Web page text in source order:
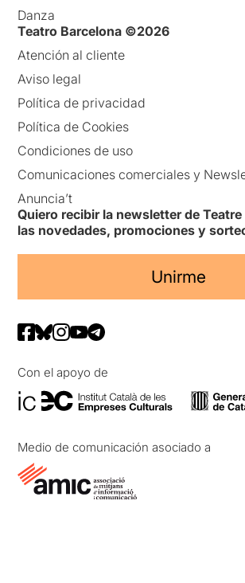
Danza
Teatro Barcelona ©2026
Atención al cliente
Aviso legal
Política de privacidad
Política de Cookies
Condiciones de uso
Comunicaciones comerciales y
Anuncia’t
Quiero recibir la newsletter de
las novedades, promociones y
Unirme
Con el apoyo de
Medio de comunicación asociado a